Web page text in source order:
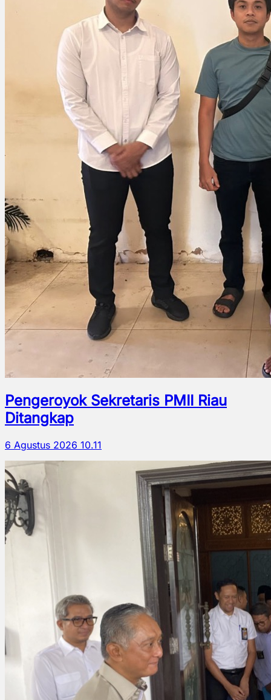
Pengeroyok Sekretaris PMII Riau
Ditangkap
6 Agustus 2026 10.11